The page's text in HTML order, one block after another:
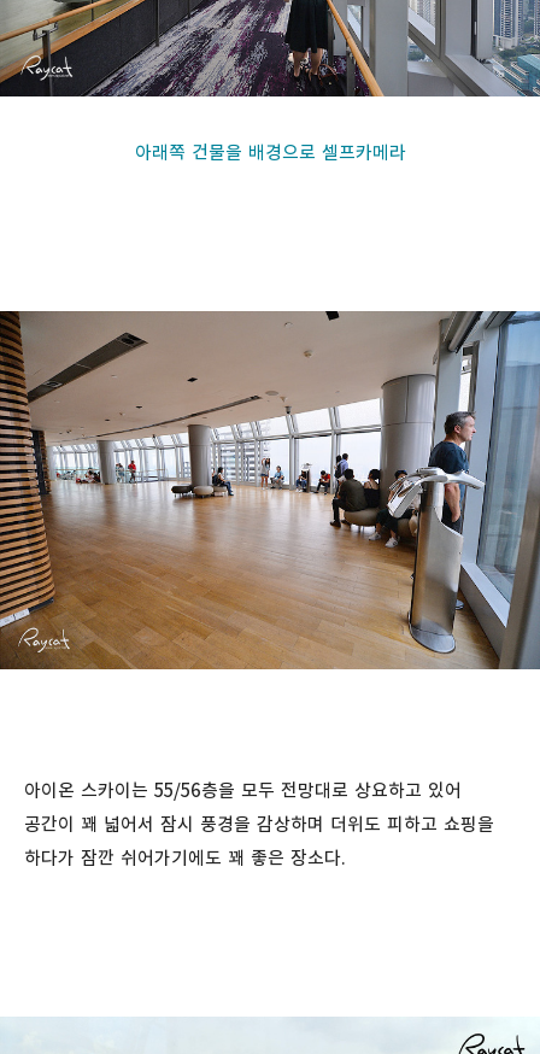
아래쪽 건물을 배경으로 셀프카메라
아이온 스카이는 55/56층을 모두 전망대로 상요하고 있어
공간이 꽤 넓어서 잠시 풍경을 감상하며 더위도 피하고 쇼핑을
하다가 잠깐 쉬어가기에도 꽤 좋은 장소다.